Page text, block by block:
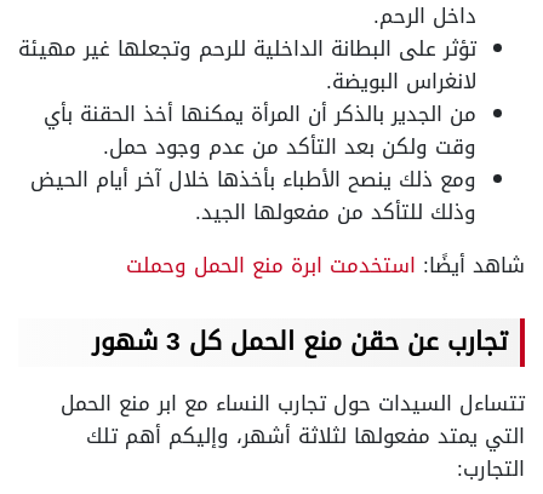
داخل الرحم.
تؤثر على البطانة الداخلية للرحم وتجعلها غير مهيئة
لانغراس البويضة.
من الجدير بالذكر أن المرأة يمكنها أخذ الحقنة بأي
وقت ولكن بعد التأكد من عدم وجود حمل.
ومع ذلك ينصح الأطباء بأخذها خلال آخر أيام الحيض
وذلك للتأكد من مفعولها الجيد.
شاهد أيضًا: استخدمت ابرة منع الحمل وحملت
تجارب عن حقن منع الحمل كل 3 شهور
تتساءل السيدات حول تجارب النساء مع ابر منع الحمل
التي يمتد مفعولها لثلاثة أشهر، وإليكم أهم تلك
التجارب: